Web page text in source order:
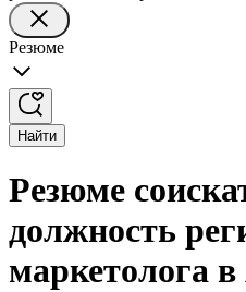
Резюме
Найти
Резюме
должность
маркетолога